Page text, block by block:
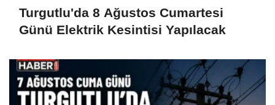
Turgutlu'da 8 Ağustos Cumartesi
Günü Elektrik Kesintisi Yapılacak